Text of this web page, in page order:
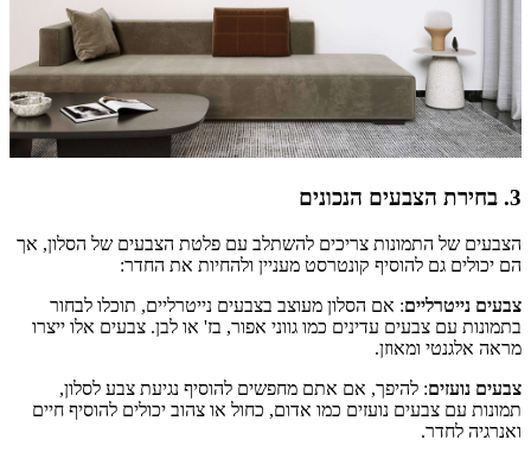
3. בחירת הצבעים הנכונים
הצבעים של התמונות צריכים להשתלב עם פלטת הצבעים של הסלון, אך
הם יכולים גם להוסיף קונטרסט מעניין ולהחיות את החדר:
צבעים נייטרליים: אם הסלון מעוצב בצבעים נייטרליים, תוכלו לבחור
בתמונות עם צבעים עדינים כמו גווני אפור, בז' או לבן. צבעים אלו ייצרו
מראה אלגנטי ומאוזן.
צבעים נועזים: להיפך, אם אתם מחפשים להוסיף נגיעת צבע לסלון,
תמונות עם צבעים נועזים כמו אדום, כחול או צהוב יכולים להוסיף חיים
ואנרגיה לחדר.